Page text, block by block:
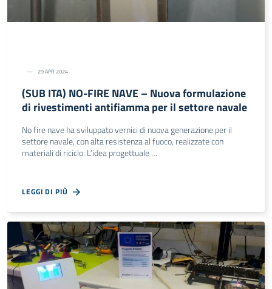
29 APR 2024
(SUB ITA) NO-FIRE NAVE – Nuova formulazione
di rivestimenti antifiamma per il settore navale
No fire nave ha sviluppato vernici di nuova generazione per il
settore navale, con alta resistenza al fuoco, realizzate con
materiali di riciclo. L’idea progettuale …
LEGGI DI PIÙ